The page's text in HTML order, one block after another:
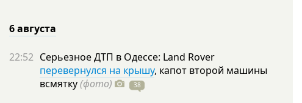
6 августа
22:52 Серьезное ДТП в Одессе: Land Rover
перевернулся на крышу, капот второй машины
всмятку(фото) 38